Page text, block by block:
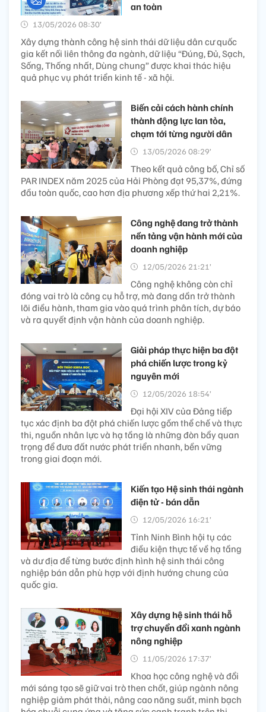
an toàn
13/05/2026 08:30’
Xây dựng thành công hệ sinh thái dữ liệu dân cư quốc
gia kết nối liên thông đa ngành, dữ liệu “Đúng, Đủ, Sạch,
Sống, Thống nhất, Dùng chung” được khai thác hiệu
quả phục vụ phát triển kinh tế - xã hội.
Biến cải cách hành chính
thành động lực lan tỏa,
chạm tới từng người dân
13/05/2026 08:29’
Theo kết quả công bố, Chỉ số
PAR INDEX năm 2025 của Hải Phòng đạt 95,37%, đứng
đầu toàn quốc, cao hơn địa phương xếp thứ hai 2,21%.
Công nghệ đang trở thành
nền tảng vận hành mới của
doanh nghiệp
12/05/2026 21:21’
Công nghệ không còn chỉ
đóng vai trò là công cụ hỗ trợ, mà đang dần trở thành
lõi điều hành, tham gia vào quá trình phân tích, dự báo
và ra quyết định vận hành của doanh nghiệp.
Giải pháp thực hiện ba đột
phá chiến lược trong kỷ
nguyên mới
12/05/2026 18:54’
Đại hội XIV của Đảng tiếp
tục xác định ba đột phá chiến lược gồm thể chế và thực
thi, nguồn nhân lực và hạ tầng là những đòn bẩy quan
trọng để đưa đất nước phát triển nhanh, bền vững
trong giai đoạn mới.
Kiến tạo Hệ sinh thái ngành
điện tử - bán dẫn
12/05/2026 16:21’
Tỉnh Ninh Bình hội tụ các
điều kiện thực tế về hạ tầng
và dư địa để từng bước định hình hệ sinh thái công
nghiệp bán dẫn phù hợp với định hướng chung của
quốc gia.
Xây dựng hệ sinh thái hỗ
trợ chuyển đổi xanh ngành
nông nghiệp
11/05/2026 17:37’
Khoa học công nghệ và đổi
mới sáng tạo sẽ giữ vai trò then chốt, giúp ngành nông
nghiệp giảm phát thải, nâng cao năng suất, minh bạch